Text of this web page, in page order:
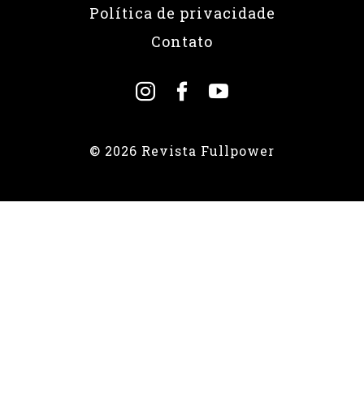
Política de privacidade
Contato
© 2026 Revista Fullpower